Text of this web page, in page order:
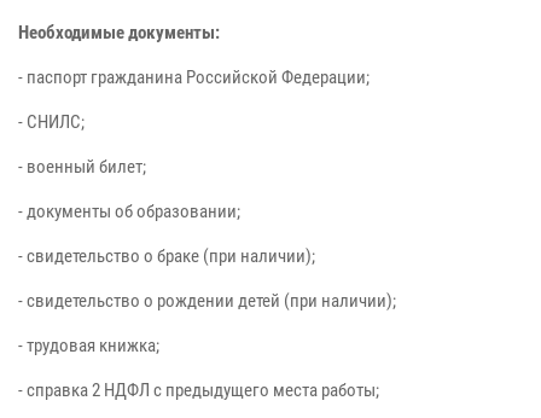
Необходимые документы:
- паспорт гражданина Российской Федерации;
- СНИЛС;
- военный билет;
- документы об образовании;
- свидетельство о браке (при наличии);
- свидетельство о рождении детей (при наличии);
- трудовая книжка;
- справка 2 НДФЛ с предыдущего места работы;